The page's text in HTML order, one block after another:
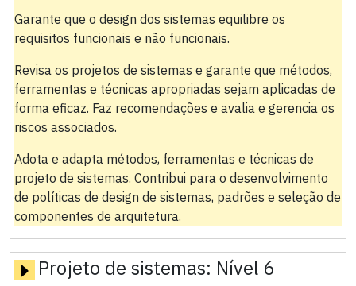
Garante que o design dos sistemas equilibre os
requisitos funcionais e não funcionais.
Revisa os projetos de sistemas e garante que métodos,
ferramentas e técnicas apropriadas sejam aplicadas de
forma eficaz. Faz recomendações e avalia e gerencia os
riscos associados.
Adota e adapta métodos, ferramentas e técnicas de
projeto de sistemas. Contribui para o desenvolvimento
de políticas de design de sistemas, padrões e seleção de
componentes de arquitetura.
Projeto de sistemas: Nível 6